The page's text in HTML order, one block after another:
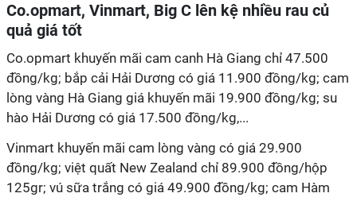
Co.opmart, Vinmart, Big C lên kệ nhiều rau củ
quả giá tốt
Co.opmart khuyến mãi cam canh Hà Giang chỉ 47.500
đồng/kg; bắp cải Hải Dương có giá 11.900 đồng/kg; cam
lòng vàng Hà Giang giá khuyến mãi 19.900 đồng/kg; su
hào Hải Dương có giá 17.500 đồng/kg,...
Vinmart khuyến mãi cam lòng vàng có giá 29.900
đồng/kg; việt quất New Zealand chỉ 89.900 đồng/hộp
125gr; vú sữa trắng có giá 49.900 đồng/kg; cam Hàm